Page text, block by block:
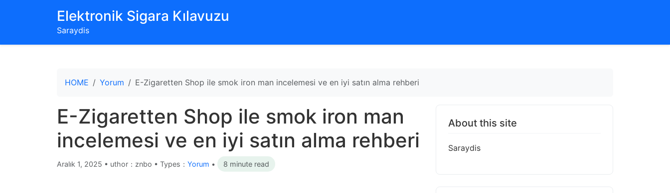
‌Elektronik Sigara Kılavuzu‌
Saraydis
HOME Yorum E-Zigaretten Shop ile smok iron man incelemesi ve en iyi satın alma rehberi
E-Zigaretten Shop ile smok iron man
incelemesi ve en iyi satın alma rehberi
Aralık 1, 2025 • uthor：znbo • Types： Yorum • 8 minute read
About this site
Saraydis